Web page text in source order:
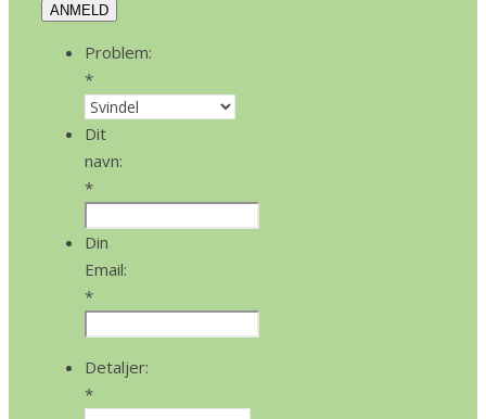
ANMELD
Problem:
*
Dit
navn:
*
Din
Email:
*
Detaljer:
*